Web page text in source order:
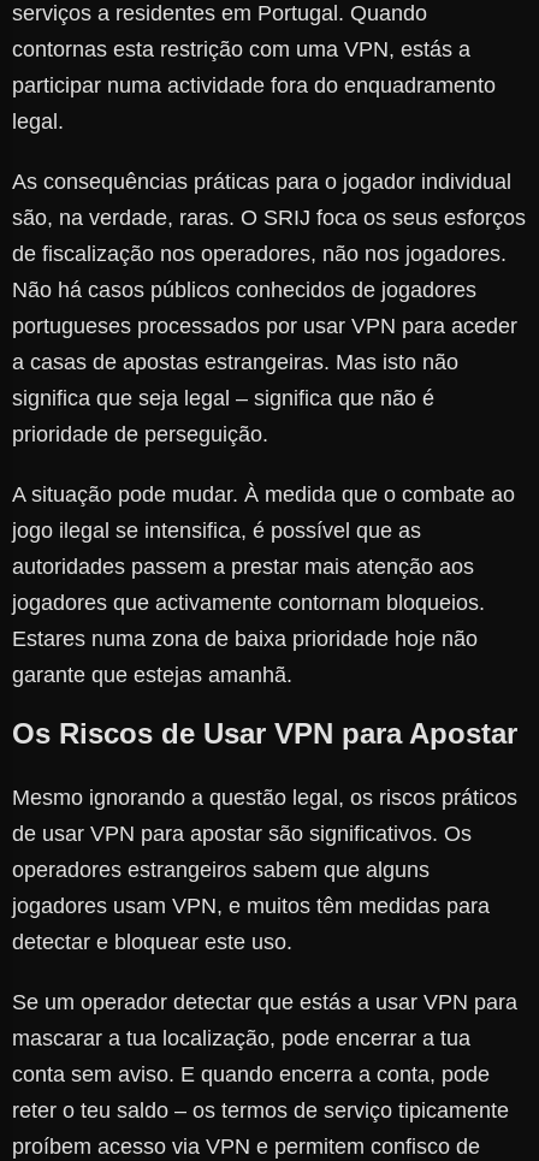
serviços a residentes em Portugal. Quando
contornas esta restrição com uma VPN, estás a
participar numa actividade fora do enquadramento
legal.
As consequências práticas para o jogador individual
são, na verdade, raras. O SRIJ foca os seus esforços
de fiscalização nos operadores, não nos jogadores.
Não há casos públicos conhecidos de jogadores
portugueses processados por usar VPN para aceder
a casas de apostas estrangeiras. Mas isto não
significa que seja legal – significa que não é
prioridade de perseguição.
A situação pode mudar. À medida que o combate ao
jogo ilegal se intensifica, é possível que as
autoridades passem a prestar mais atenção aos
jogadores que activamente contornam bloqueios.
Estares numa zona de baixa prioridade hoje não
garante que estejas amanhã.
Os Riscos de Usar VPN para Apostar
Mesmo ignorando a questão legal, os riscos práticos
de usar VPN para apostar são significativos. Os
operadores estrangeiros sabem que alguns
jogadores usam VPN, e muitos têm medidas para
detectar e bloquear este uso.
Se um operador detectar que estás a usar VPN para
mascarar a tua localização, pode encerrar a tua
conta sem aviso. E quando encerra a conta, pode
reter o teu saldo – os termos de serviço tipicamente
proíbem acesso via VPN e permitem confisco de